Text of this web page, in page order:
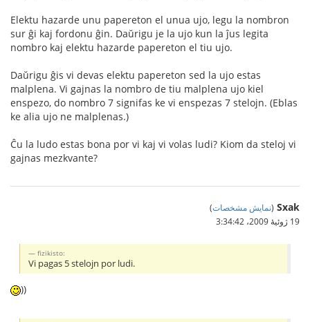
Elektu hazarde unu papereton el unua ujo, legu la nombron
sur ĝi kaj fordonu ĝin. Daŭrigu je la ujo kun la ĵus legita
nombro kaj elektu hazarde papereton el tiu ujo.
Daŭrigu ĝis vi devas elektu papereton sed la ujo estas
malplena. Vi gajnas la nombro de tiu malplena ujo kiel
enspezo, do nombro 7 signifas ke vi enspezas 7 stelojn. (Eblas
ke alia ujo ne malplenas.)
Ĉu la ludo estas bona por vi kaj vi volas ludi? Kiom da steloj vi
gajnas mezkvante?
Sxak
(نمایش مشخصات)
19 ژوئیهٔ 2009،‏ 3:34:42
fizikisto:
Vi pagas 5 stelojn por ludi.
))